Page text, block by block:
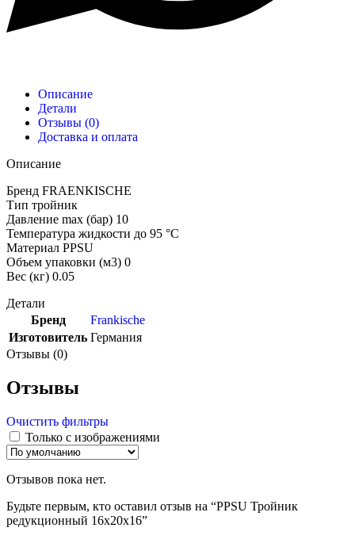
Описание
Детали
Отзывы (0)
Доставка и оплата
Описание
Бренд FRAENKISCHE
Тип тройник
Давление max (бар) 10
Температура жидкости до 95 °C
Материал PPSU
Объем упаковки (м3) 0
Вес (кг) 0.05
Детали
Бренд
Frankische
Изготовитель Германия
Отзывы (0)
Отзывы
Очистить фильтры
Только с изображениями
Отзывов пока нет.
Будьте первым, кто оставил отзыв на “PPSU Тройник
редукционный 16х20х16”